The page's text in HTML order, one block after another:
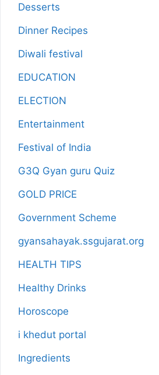
Desserts
Dinner Recipes
Diwali festival
EDUCATION
ELECTION
Entertainment
Festival of India
G3Q Gyan guru Quiz
GOLD PRICE
Government Scheme
gyansahayak.ssgujarat.org
HEALTH TIPS
Healthy Drinks
Horoscope
i khedut portal
Ingredients